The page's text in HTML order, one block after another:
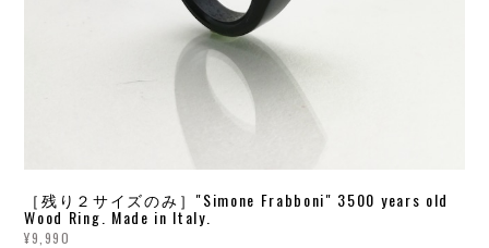
［残り２サイズのみ］"Simone Frabboni" 3500 years old
Wood Ring. Made in Italy.
¥9,990